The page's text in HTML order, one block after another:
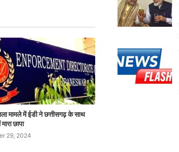
मामले में ईडी ने छत्तीसगढ़ के साथ
छापा
29, 2024